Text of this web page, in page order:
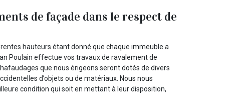
de façade dans le respect de
hauteurs étant donné que chaque immeuble a
Poulain effectue vos travaux de ravalement de
que nous érigeons seront dotés de divers
d’objets ou de matériaux. Nous nous
condition qui soit en mettant à leur disposition,